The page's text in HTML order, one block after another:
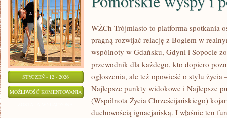
STYCZEŃ - 12 - 2026
MOŻLIWOŚĆ KOMENTOWANIA POMORSKIE
WYSPY
WŻCh Trójmiasto to platforma spotkania
pragną rozwijać relację z Bogiem w
wspólnoty w Gdańsku, Gdyni i Sopocie
przewodnik dla każdego, kto dopiero
ogłoszenia, ale też opowieść o stylu
Najlepsze punkty widokowe i Najlepsze
(Wspólnota Życia Chrześcijańskiego)
duchowością ignacjańską. I właśnie ten